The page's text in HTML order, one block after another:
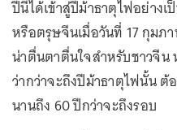
ปีนี้ได้เข้าสู่ปีม้าธาตุไฟอย่าง
หรือตรุษจีนเมื่อวันที่ 17 กุมภ
น่าตื่นตาตื่นใจสำหรับชาวจีน
ว่ากว่าจะถึงปีม้าธาตุไฟนั้น
นานถึง 60 ปีกว่าจะถึงรอบ